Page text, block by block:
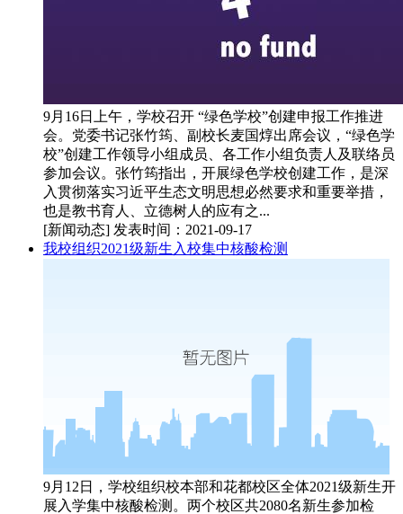
9月16日上午，学校召开 “绿色学校”创建申报工作推进
会。党委书记张竹筠、副校长麦国焞出席会议，“绿色学
校”创建工作领导小组成员、各工作小组负责人及联络员
参加会议。张竹筠指出，开展绿色学校创建工作，是深
入贯彻落实习近平生态文明思想必然要求和重要举措，
也是教书育人、立德树人的应有之...
[新闻动态] 发表时间：2021-09-17
我校组织2021级新生入校集中核酸检测
9月12日，学校组织校本部和花都校区全体2021级新生开
展入学集中核酸检测。两个校区共2080名新生参加检